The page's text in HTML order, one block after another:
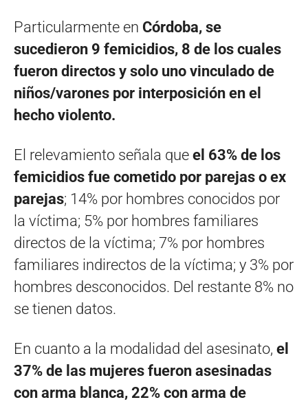
Particularmente en Córdoba, se
sucedieron 9 femicidios, 8 de los cuales
fueron directos y solo uno vinculado de
niños/varones por interposición en el
hecho violento.
El relevamiento señala que el 63% de los
femicidios fue cometido por parejas o ex
parejas; 14% por hombres conocidos por
la víctima; 5% por hombres familiares
directos de la víctima; 7% por hombres
familiares indirectos de la víctima; y 3% por
hombres desconocidos. Del restante 8% no
se tienen datos.
En cuanto a la modalidad del asesinato, el
37% de las mujeres fueron asesinadas
con arma blanca, 22% con arma de